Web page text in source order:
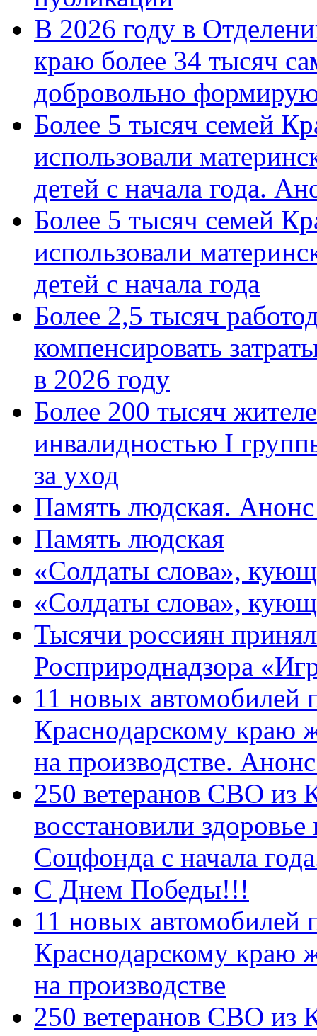
В 2026 году в
краю более 34 тысяч
добровольно
Более 5 тысяч семей
использовали
детей с начала года.
Более 5 тысяч семей
использовали
детей с начала года
Более 2,5 тысяч
компенсировать
в 2026 году
Более 200 тысяч
инвалидностью I
за уход
Память людская.
Память людская
«Солдаты слова»,
«Солдаты слова»,
Тысячи россиян
Росприроднадзора
11 новых автомобилей
Краснодарскому краю
на производстве.
250 ветеранов СВО из
восстановили
Соцфонда с начала
С Днем Победы!!!
11 новых автомобилей
Краснодарскому краю
на производстве
250 ветеранов СВО из